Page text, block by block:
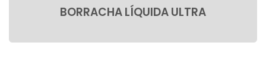
BORRACHA LÍQUIDA ULTRA